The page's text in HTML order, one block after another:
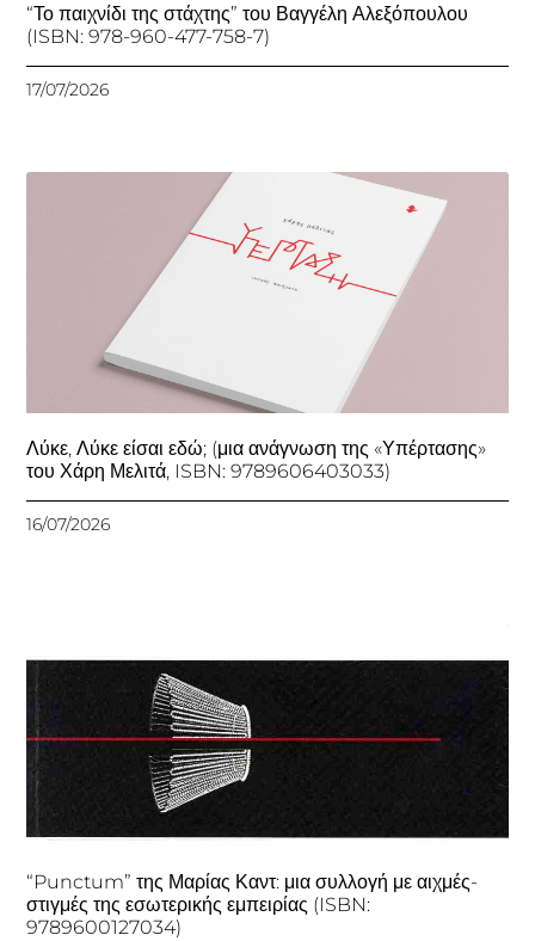
“Το παιχνίδι της στάχτης” του Βαγγέλη Αλεξόπουλου
(ISBN: 978-960-477-758-7)
17/07/2026
Λύκε, Λύκε είσαι εδώ; (μια ανάγνωση της «Υπέρτασης»
του Χάρη Μελιτά, ISBN: 9789606403033)
16/07/2026
“Punctum” της Μαρίας Καντ: μια συλλογή με αιχμές-
στιγμές της εσωτερικής εμπειρίας (ISBN:
9789600127034)